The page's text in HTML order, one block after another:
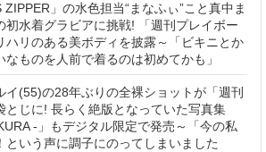
ZIPPER」の水色担当“まなふぃ”こと真中ま
初水着グラビアに挑戦! 「週刊プレイボー
ハリのある美ボディを披露～「ビキニとか
なものを人前で着るのは初めてかも」
イ(55)の28年ぶりの全裸ショットが「週刊
とじに! 長らく絶版となっていた写真集
-」もデジタル限定で発売～「今の私
という声に調子にのってしまいました